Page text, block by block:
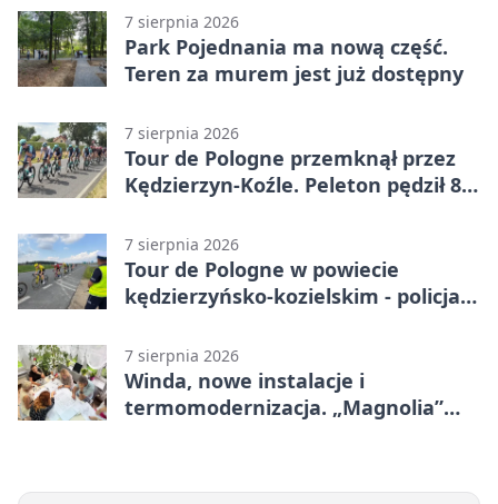
otwarcia
7 sierpnia 2026
Park Pojednania ma nową część.
Teren za murem jest już dostępny
7 sierpnia 2026
Tour de Pologne przemknął przez
Kędzierzyn-Koźle. Peleton pędził 80
7 sierpnia 2026
Tour de Pologne w powiecie
kędzierzyńsko-kozielskim - policja
7 sierpnia 2026
Winda, nowe instalacje i
termomodernizacja. „Magnolia”